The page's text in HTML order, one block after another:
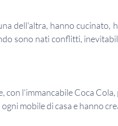
dell'altra, hanno cucinato,
sono nati conflitti,
con l'immancabile Coca
mobile di casa e hanno